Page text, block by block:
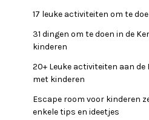
17 leuke activiteiten om te
31 dingen om te doen in de
kinderen
20+ Leuke activiteiten aan
met kinderen
Escape room voor kinderen
enkele tips en ideetjes